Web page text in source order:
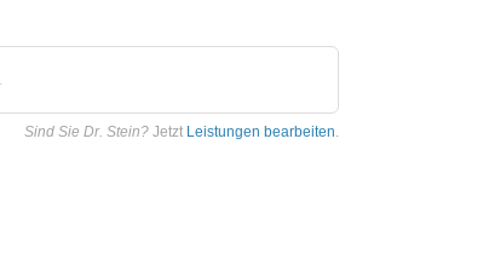
Sind Sie Dr. Stein? Jetzt Leistungen bearbeiten.